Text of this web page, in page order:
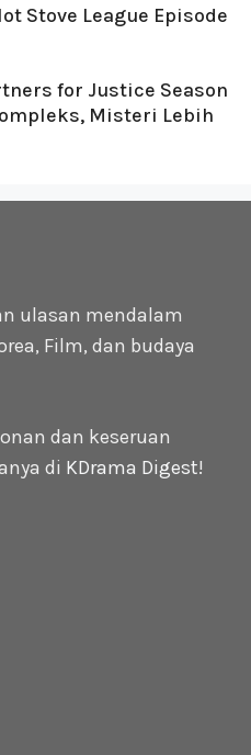
Stove League Episode
for Justice Season
Misteri Lebih
ulasan mendalam
Film, dan budaya
dan keseruan
di KDrama Digest!